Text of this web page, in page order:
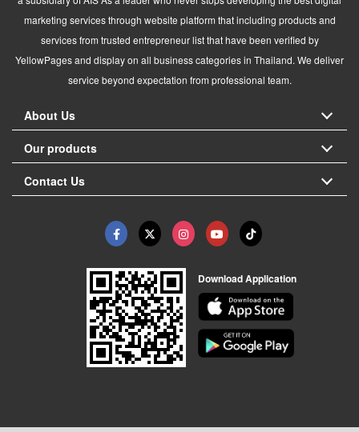
marketing services through website platform that including products and
services from trusted entrepreneur list that have been verified by
YellowPages and display on all business categories in Thailand. We deliver
service beyond expectation from professional team.
About Us
Our products
Contact Us
Download Application